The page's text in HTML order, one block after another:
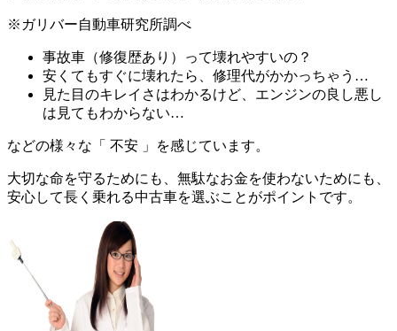
※ガリバー自動車研究所調べ
事故車（修復歴あり）って壊れやすいの？
安くてもすぐに壊れたら、修理代がかかっちゃう…
見た目のキレイさはわかるけど、エンジンの良し悪し
は見てもわからない…
などの様々な「 不安 」を感じています。
大切な命を守るためにも、無駄なお金を使わないためにも、
安心して長く乗れる中古車を選ぶことがポイントです。